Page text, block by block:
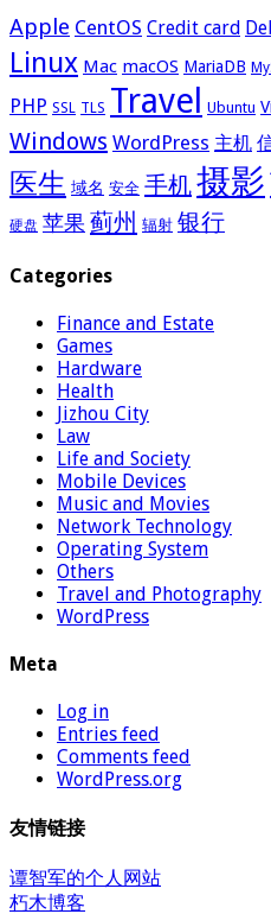
Apple CentOS Credit card
Linux Mac macOS MariaDB
PHP SSL TLS Travel Ubuntu
Windows WordPress 主机
医生 域名 安全 手机摄影
硬盘 苹果 蓟州 辐射 银行
Categories
Finance and Estate
Games
Hardware
Health
Jizhou City
Law
Life and Society
Mobile Devices
Music and Movies
Network Technology
Operating System
Others
Travel and Photography
WordPress
Meta
Log in
Entries feed
Comments feed
WordPress.org
友情链接
谭智军的个人网站
朽木博客